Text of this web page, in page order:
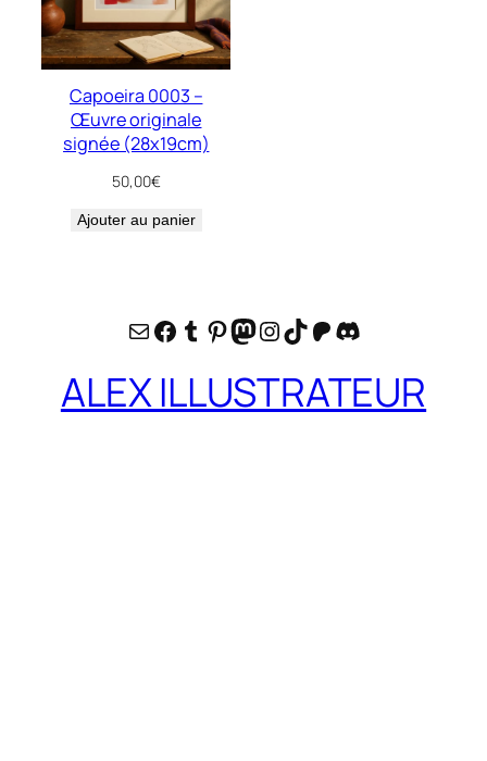
Capoeira 0003 –
Œuvre originale
signée (28x19cm)
50,00€
Ajouter au panier
E-mailFacebook
Tumblr
Pinterest
Mastodon
Instagram
TikTok
Patreon
Discord
ALEX ILLUSTRATEUR